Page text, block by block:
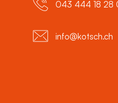
043 444 18 28
info@kotsch.ch